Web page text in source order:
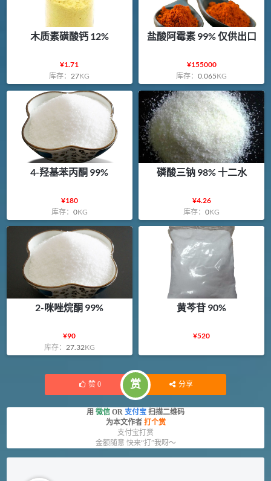
木质素磺酸钙 12%
¥1.71
库存： 27KG
盐酸阿霉素 99% 仅供出口
¥155000
库存：0.065KG
4-羟基苯丙酮 99%
¥180
库存： 0KG
磷酸三钠 98% 十二水
¥4.26
库存：0KG
2-咪唑烷酮 99%
¥90
库存： 27.32KG
黄芩苷 90%
¥520
赞 0 赏 分享
用 微信 OR 支付宝 扫描二维码
为本文作者 打个赏
支付宝打赏
金额随意 快来“打”我呀～